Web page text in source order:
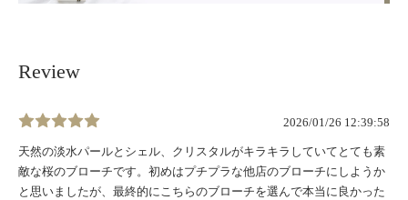
Review
2026/01/26 12:39:58
天然の淡水パールとシェル、クリスタルがキラキラしていてとても素
敵な桜のブローチです。初めはプチプラな他店のブローチにしようか
と思いましたが、最終的にこちらのブローチを選んで本当に良かった